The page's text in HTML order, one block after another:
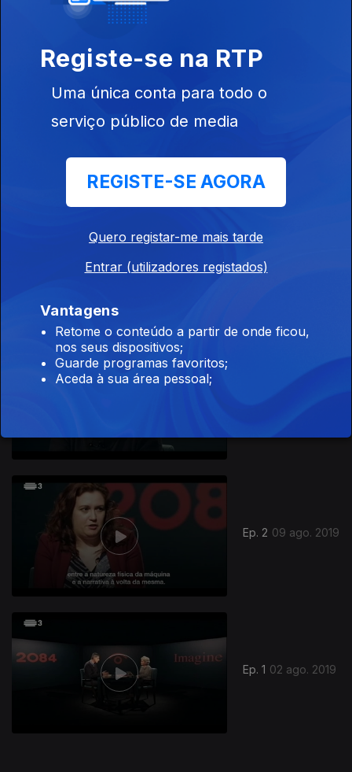
Ep. 4
Ep. 2 09 ago. 2019
Ep. 1 02 ago. 2019
423019
Registe-se na RTP
Uma única conta para todo o
serviço público de media
REGISTE-SE AGORA
Quero registar-me mais tarde
Entrar (utilizadores registados)
Vantagens
Retome o conteúdo a partir de onde ficou,
nos seus dispositivos;
Guarde programas favoritos;
Aceda à sua área pessoal;